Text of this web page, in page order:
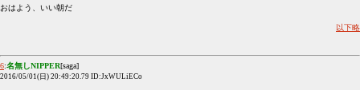
おはよう、いい朝だ
以下略
6:名無しNIPPER[saga]
2016/05/01(日) 20:49:20.79 ID:JxWULiECo